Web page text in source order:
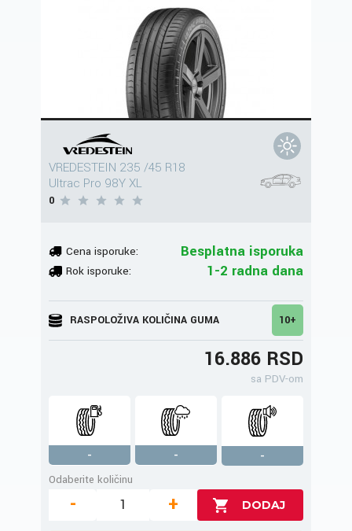
VREDESTEIN 235 /45 R18
Ultrac Pro 98Y XL
0
Cena isporuke: Besplatna isporuka
Rok isporuke: 1-2 radna dana
RASPOLOŽIVA KOLIČINA GUMA 10+
16.886 RSD
sa PDV-om
- -
-
Odaberite količinu
- +